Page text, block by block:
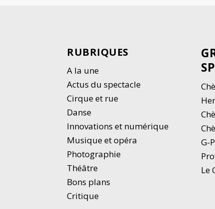
RUBRIQUES
A la une
Actus du spectacle
Cirque et rue
Danse
Innovations et numérique
Musique et opéra
Photographie
Théâtre
Bons plans
Critique
G-
Le